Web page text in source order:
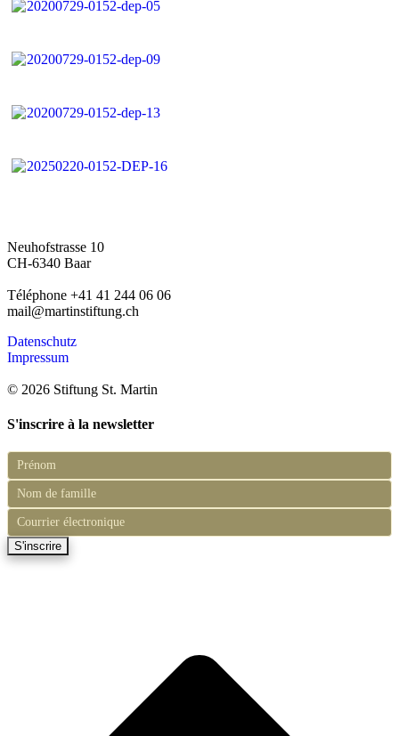
Neuhofstrasse 10
CH-6340 Baar
Téléphone +41 41 244 06 06
mail@martinstiftung.ch
Datenschutz
Impressum
© 2026 Stiftung St. Martin
S'inscrire à la newsletter
S'inscrire
à
newsletter
S'inscrire